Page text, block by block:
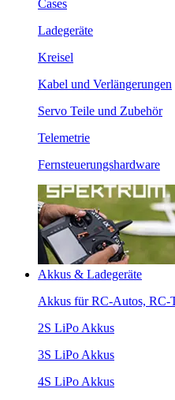
Cases
Ladegeräte
Kreisel
Kabel und Verlängerungen
Servo Teile und Zubehör
Telemetrie
Fernsteuerungshardware
Akkus & Ladegeräte
Akkus für RC-Autos, RC-
2S LiPo Akkus
3S LiPo Akkus
4S LiPo Akkus